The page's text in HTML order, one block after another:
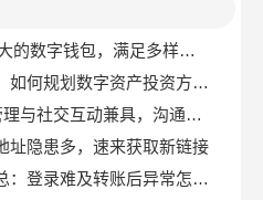
钱包，满足多样资产管理需求
数字资产投资方法确保安全增值？
社交互动兼具，沟通超便捷
址隐患多，速来获取新链接
录难及转账后异常怎么办？